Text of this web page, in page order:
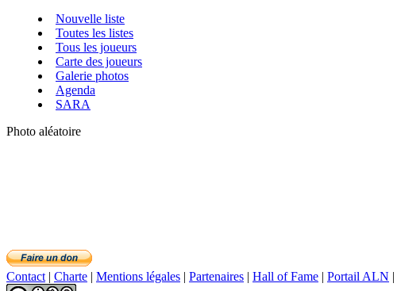
Nouvelle liste
Toutes les listes
Tous les joueurs
Carte des joueurs
Galerie photos
Agenda
SARA
Photo aléatoire
Contact | Charte | Mentions légales | Partenaires | Hall of Fame | Portail ALN |